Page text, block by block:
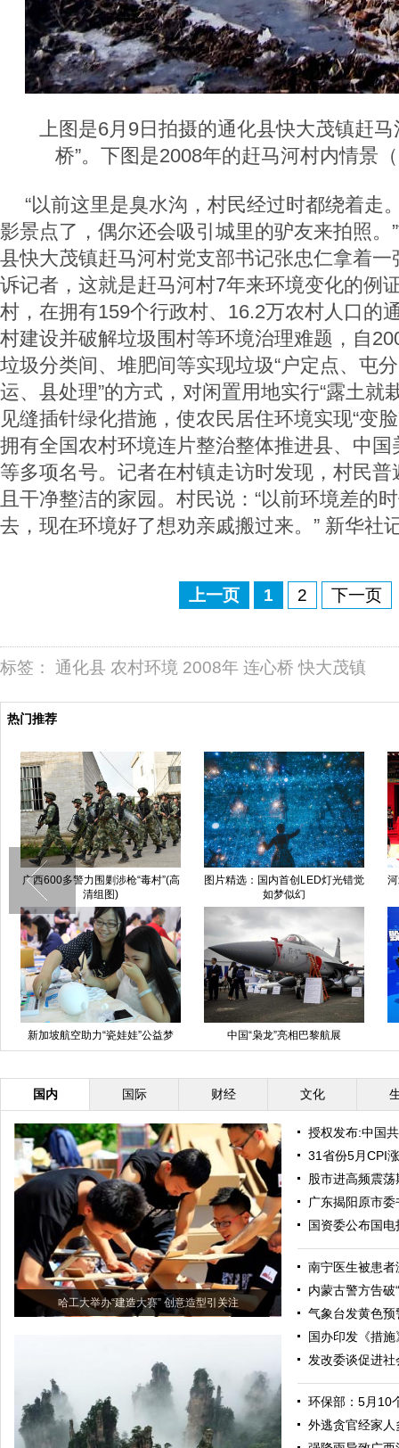
上图是6月9日拍摄的通化县快大茂镇赶马
桥”。下图是2008年的赶马河村内情景
“以前这里是臭水沟，村民经过时都绕着走
影景点了，偶尔还会吸引城里的驴友来拍照。
县快大茂镇赶马河村党支部书记张忠仁拿着一
诉记者，这就是赶马河村7年来环境变化的例
村，在拥有159个行政村、16.2万农村人口的
村建设并破解垃圾围村等环境治理难题，自
垃圾分类间、堆肥间等实现垃圾“户定点、屯
运、县处理”的方式，对闲置用地实行“露土就
见缝插针绿化措施，使农民居住环境实现“变
拥有全国农村环境连片整治整体推进县、中
等多项名号。记者在村镇走访时发现，村民
且干净整洁的家园。村民说：“以前环境差的
去，现在环境好了想劝亲戚搬过来。” 新华社
上一页 1 2 下一页
标签： 通化县 农村环境 2008年 连心桥 快大茂镇
热门推荐
广西600多警力围剿涉枪“毒村”(高
清组图)
图片精选：国内首创LED灯光错觉
如梦似幻
新加坡航空助力“瓷娃娃”公益梦 中国“枭龙”亮相巴黎航展
国内 国际 财经 文化
哈工大举办“建造大赛” 创意造型引关注
授权发布:中国
31省份5月CPI
股市进高频震
广东揭阳原市
国资委公布国
南宁医生被患
内蒙古警方告破
气象台发黄色
国办印发《措
发改委谈促进
环保部：5月10
外逃贪官经家